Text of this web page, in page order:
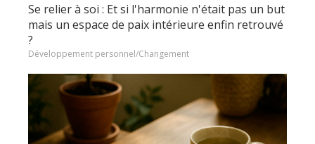
Se relier à soi : Et si l'harmonie n'était pas un but
mais un espace de paix intérieure enfin retrouvé
?
Développement personnel/Changement